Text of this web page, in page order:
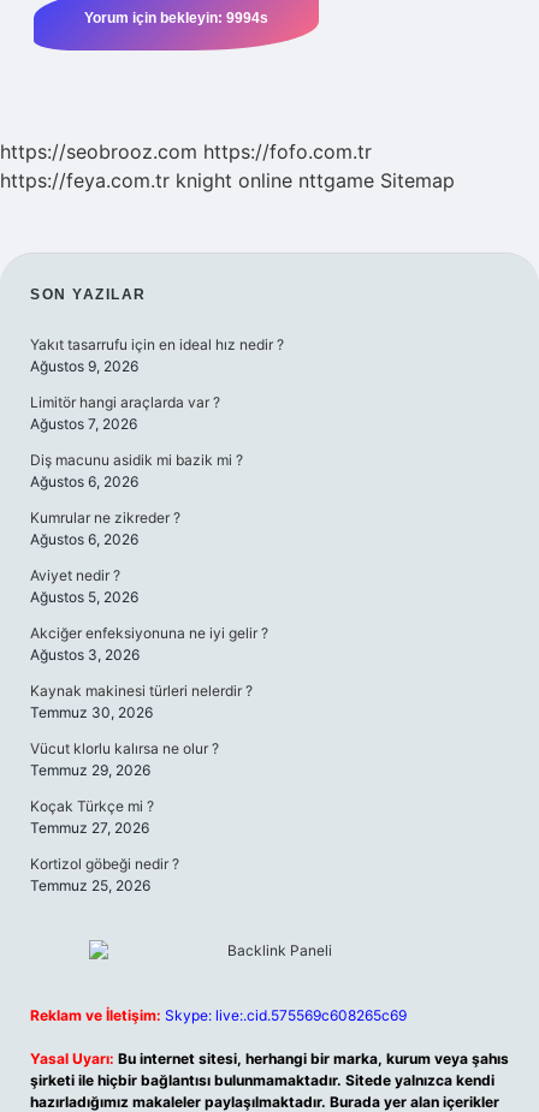
https://seobrooz.com https://fofo.com.tr
https://feya.com.tr knight online nttgame Sitemap
SIDEBAR
SON YAZILAR
Yakıt tasarrufu için en ideal hız nedir ?
Ağustos 9, 2026
Limitör hangi araçlarda var ?
Ağustos 7, 2026
Diş macunu asidik mi bazik mi ?
Ağustos 6, 2026
Kumrular ne zikreder ?
Ağustos 6, 2026
Aviyet nedir ?
Ağustos 5, 2026
Akciğer enfeksiyonuna ne iyi gelir ?
Ağustos 3, 2026
Kaynak makinesi türleri nelerdir ?
Temmuz 30, 2026
Vücut klorlu kalırsa ne olur ?
Temmuz 29, 2026
Koçak Türkçe mi ?
Temmuz 27, 2026
Kortizol göbeği nedir ?
Temmuz 25, 2026
Reklam ve İletişim: Skype: live:.cid.575569c608265c69
Yasal Uyarı: Bu internet sitesi, herhangi bir marka, kurum veya şahıs
şirketi ile hiçbir bağlantısı bulunmamaktadır. Sitede yalnızca kendi
hazırladığımız makaleler paylaşılmaktadır. Burada yer alan içerikler